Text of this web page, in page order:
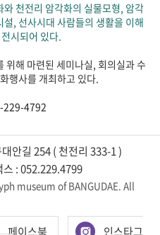
천전리 암각화의 실물모형, 암각
, 선사시대 사람들의 생활을 이해
시되어 있다.
위해 마련된 세미나실, 회의실과 수
행사를 개최하고 있다.
229-4792
안길 254 ( 천전리 333-1 )
스 : 052.229.4799
museum of BANGUDAE. All
페이스북 인스타그